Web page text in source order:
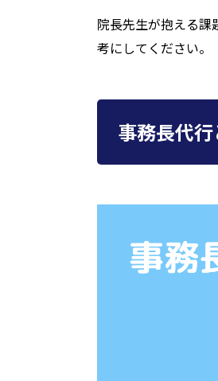
院長先生が抱える課
考にしてください。
事務長代